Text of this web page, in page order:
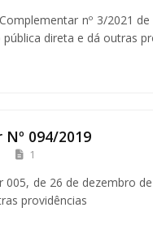
nº 3/2021
direta e dá outras
094/2019
1
de 26 de dezembro
providências